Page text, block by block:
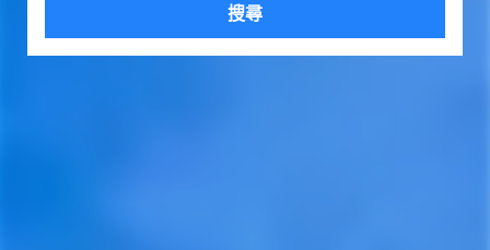
搜尋